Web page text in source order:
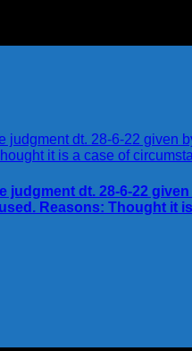
judgment dt. 28-6-22
Reasons: Thought it